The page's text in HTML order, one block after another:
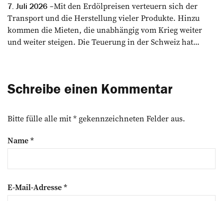
7. Juli 2026
Mit den Erdölpreisen verteuern sich der
Transport und die Herstellung vieler Produkte. Hinzu
kommen die Mieten, die unabhängig vom Krieg weiter
und weiter steigen. Die Teuerung in der Schweiz hat...
Schreibe einen Kommentar
Bitte fülle alle mit * gekennzeichneten Felder aus.
Name*
E-Mail-Adresse*